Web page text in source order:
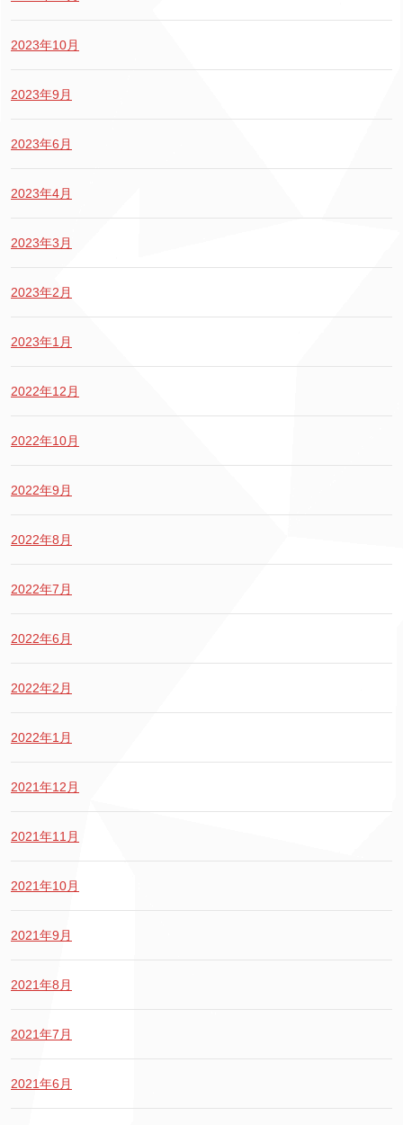
2023年10月
2023年9月
2023年6月
2023年4月
2023年3月
2023年2月
2023年1月
2022年12月
2022年10月
2022年9月
2022年8月
2022年7月
2022年6月
2022年2月
2022年1月
2021年12月
2021年11月
2021年10月
2021年9月
2021年8月
2021年7月
2021年6月